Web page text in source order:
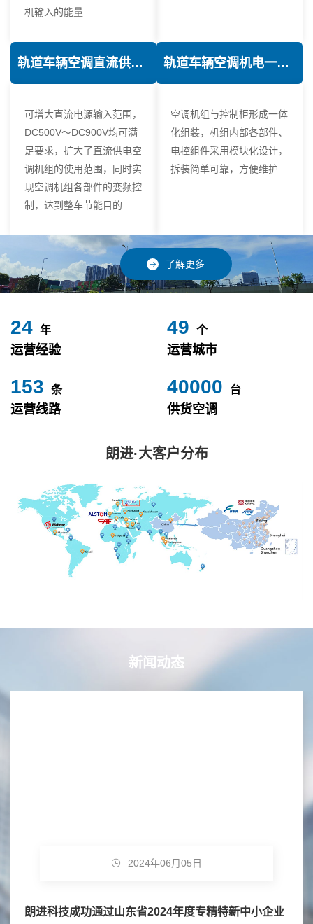
机输入的能量
轨道车辆空调直流供电技术
可增大直流电源输入范围，
DC500V～DC900V均可满
足要求，扩大了直流供电空
调机组的使用范围，同时实
现空调机组各部件的变频控
制，达到整车节能目的
轨道车辆空调机电一体化技术
空调机组与控制柜形成一体
化组装，机组内部各部件、
电控组件采用模块化设计，
拆装简单可靠，方便维护
了解更多
24 年
运营经验
49 个
运营城市
153 条
运营线路
40000 台
供货空调
朗进·大客户分布
新闻动态
2024年06月05日
朗进科技成功通过山东省2024年度专精特新中小企业